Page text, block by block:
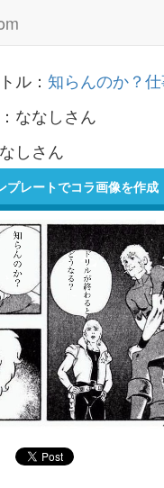
ル： 知らんのか？
ななしさん
しさん
プレートでコラ画像を作成